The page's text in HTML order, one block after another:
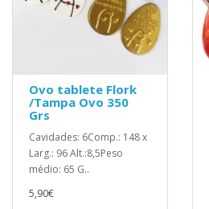
Ovo tablete Flork
/Tampa Ovo 350
Grs
Cavidades: 6Comp.: 148 x
Larg.: 96 Alt.:8,5Peso
médio: 65 G..
5,90€